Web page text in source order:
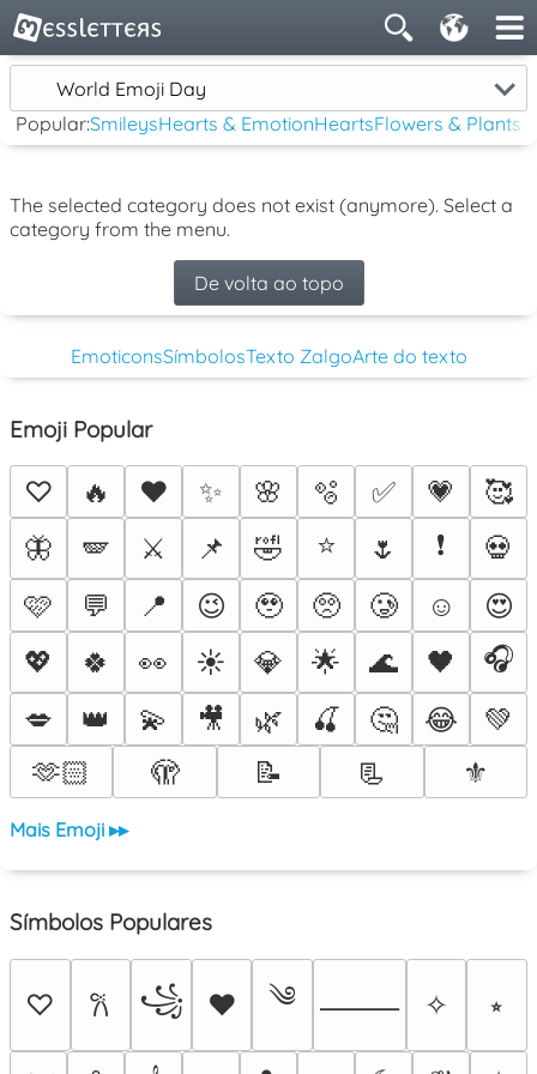
World Emoji Day
Popular:SmileysHearts & EmotionHeartsFlowers & Plants
The selected category does not exist (anymore). Select a
category from the menu.
De volta ao topo
EmoticonsSímbolosTexto ZalgoArte do texto
Emoji Popular
♡ 🔥 ❤️ ✨ 🌸 🫧 ✅ 💗
🥰
🦋
🪽 ⚔️ 📌 🤣 ⭐ 🌷 ❗
💀
🩷
💬 📍 😉 🥹 🥺 🥲 ☺️
😍
💖
🍀 👀 ☀️ 💎 🌟 🌊 🖤
🎧
💋
👑 💫 🎥 🌿 🍒 🤔 😂
💚
🫶🏻
🫣 📝 📃 ⚜️
Mais Emoji ▸▸
Símbolos Populares
♡ 𐙚 ꧁ ♥ ༄ ⸻ ✧ ⭒